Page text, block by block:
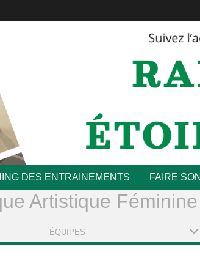
DES ENTRAINEMENTS FAIRE
Artistique
ÉQUIPES